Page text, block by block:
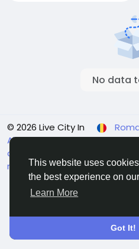
This website uses
the best experience on
Learn More
Got It!
No data
© 2026 Live City In
About Termeni
delivery policy
ne
Director